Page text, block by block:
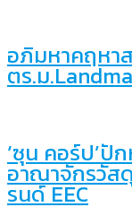
อภิมหาคฤหา
ตร.ม
‘ซุน คอร์ป’ปั
อาณาจักรวัส
รนด์ EEC